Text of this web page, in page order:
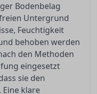
Bodenbelag
Untergrund
Feuchtigkeit
behoben werden
den Methoden
eingesetzt
sie den
klare